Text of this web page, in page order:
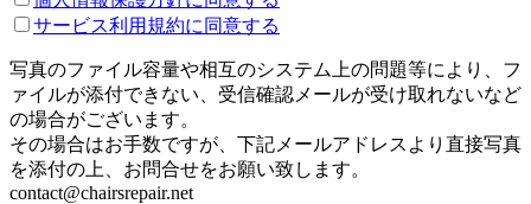
サービス利用規約に同意する
写真のファイル容量や相互のシステム上の問題等により、フ
ァイルが添付できない、受信確認メールが受け取れないなど
の場合がございます。
その場合はお手数ですが、下記メールアドレスより直接写真
を添付の上、お問合せをお願い致します。
contact@chairsrepair.net